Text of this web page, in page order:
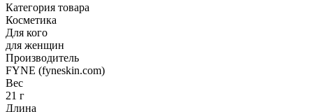
Категория товара
Косметика
Для кого
для женщин
Производитель
FYNE (fyneskin.com)
Вес
21 г
Длина